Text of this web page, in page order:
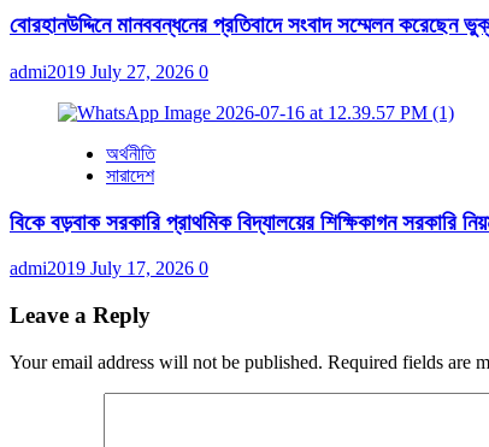
বোরহানউদ্দিনে মানববন্ধনের প্রতিবাদে সংবাদ সম্মেলন করেছেন
admi2019 July 27, 2026 0
অর্থনীতি
সারাদেশ
বিকে বড়বাক সরকারি প্রাথমিক বিদ্যালয়ের শিক্ষিকাগন সরকারি
admi2019 July 17, 2026 0
Leave a Reply
Your email address will not be published. Required fields are